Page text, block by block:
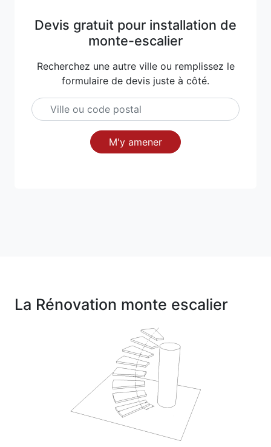
Devis gratuit pour installation de
monte-escalier
Recherchez une autre ville ou remplissez le
formulaire de devis juste à côté.
M'y amener
La Rénovation monte escalier